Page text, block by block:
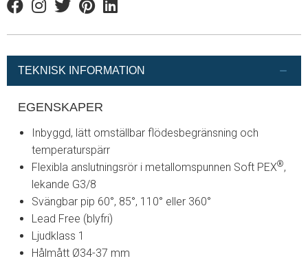
FacebookInstagram
TwitterPinterestLinkedin
TEKNISK INFORMATION
EGENSKAPER
Inbyggd, lätt omställbar flödesbegränsning och
temperaturspärr
Flexibla anslutningsrör i metallomspunnen Soft PEX®,
lekande G3/8
Svängbar pip 60°, 85°, 110° eller 360°
Lead Free (blyfri)
Ljudklass 1
Hålmått Ø34-37 mm